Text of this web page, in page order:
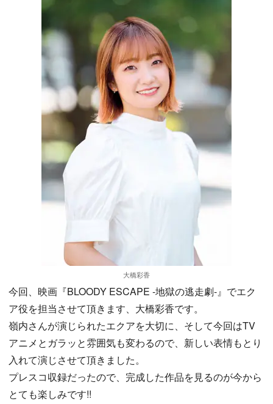
大橋彩香
今回、映画『BLOODY ESCAPE -地獄の逃走劇-』でエク
ア役を担当させて頂きます、大橋彩香です。
嶺内さんが演じられたエクアを大切に、そして今回はTV
アニメとガラッと雰囲気も変わるので、新しい表情もとり
入れて演じさせて頂きました。
プレスコ収録だったので、完成した作品を見るのが今から
とても楽しみです!!